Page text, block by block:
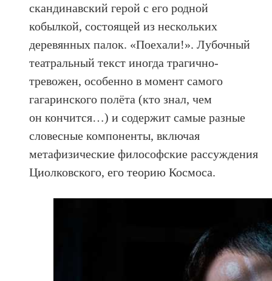
скандинавский герой с его родной
кобылкой, состоящей из нескольких
деревянных палок. «Поехали!». Лубочный
театральный текст иногда трагично-
тревожен, особенно в момент самого
гагаринского полёта (кто знал, чем
он кончится…) и содержит самые разные
словесные компоненты, включая
метафизические философские рассуждения
Циолковского, его теорию Космоса.